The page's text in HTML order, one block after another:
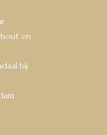
en
bij